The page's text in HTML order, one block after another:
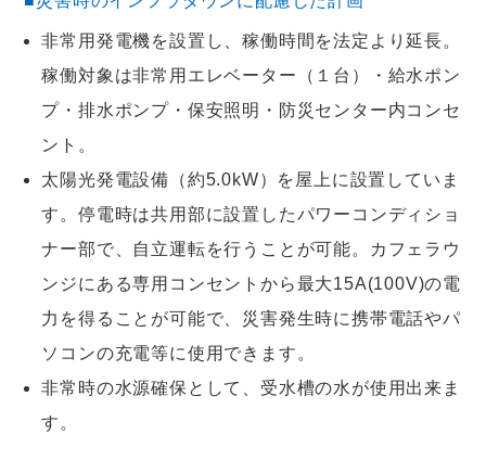
非常用発電機を設置し、稼働時間を法定より延長。
稼働対象は非常用エレベーター（１台）・給水ポン
プ・排水ポンプ・保安照明・防災センター内コンセ
ント。
太陽光発電設備（約5.0kW）を屋上に設置していま
す。停電時は共用部に設置したパワーコンディショ
ナー部で、自立運転を行うことが可能。カフェラウ
ンジにある専用コンセントから最大15A(100V)の電
力を得ることが可能で、災害発生時に携帯電話やパ
ソコンの充電等に使用できます。
非常時の水源確保として、受水槽の水が使用出来ま
す。